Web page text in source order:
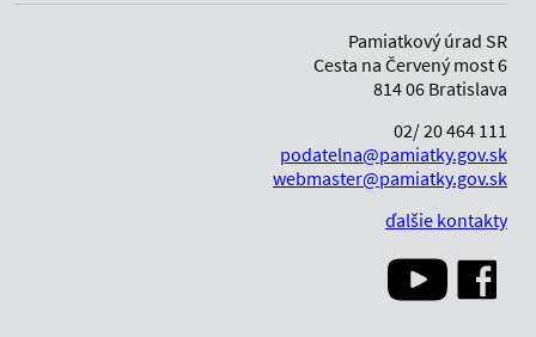
Pamiatkový úrad SR
Cesta na Červený most 6
814 06 Bratislava
02/ 20 464 111
podatelna@pamiatky.gov.sk
webmaster@pamiatky.gov.sk
ďalšie kontakty